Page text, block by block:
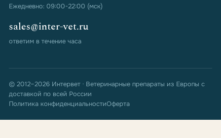
Ежедневно: 09:00-22:00 (мск)
sales@inter-vet.ru
ответим в течение часа
© 2012–2026 Интервет · Ветеринарные препараты из Европы с
доставкой по всей России
Политика конфиденциальностиОферта